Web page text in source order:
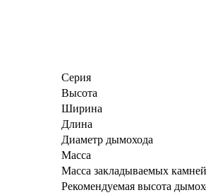
Серия
Высота
Ширина
Длина
Диаметр дымохода
Масса
Масса закладываемых
Рекомендуемая высота